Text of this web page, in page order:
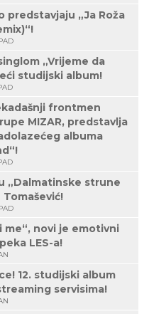
predstavjaju „Ja Roža
„Vrijeme da
studijski album!
frontmen
MIZAR, predstavlja
albuma
„Dalmatinske strune
me“, novi je emotivni
LES-a!
12. studijski album
servisima!